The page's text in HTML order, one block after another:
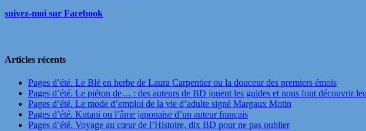
suivez-moi sur Facebook
Articles récents
Pages d’été. Le Blé en herbe de Laura Carpentier ou la douceur des premiers émois
Pages d’été. Le piéton de… : des auteurs de BD jouent les guides et nous font découvrir
Pages d’été. Le mode d’emploi de la vie d’adulte signé Margaux Motin
Pages d’été. Kutani ou l’âme japonaise d’un auteur français
Pages d’été. Voyage au cœur de l’Histoire, dix BD pour ne pas oublier